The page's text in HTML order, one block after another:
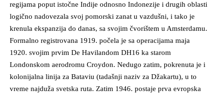
regijama poput istočne Indije odnosno Indonezije i drugih oblasti
logično nadovezala svoj pomorski zanat u vazdušni, i tako je
krenula ekspanzija do danas, sa svojim čvorištem u Amsterdamu.
Formalno registrovana 1919. počela je sa operacijama maja
1920. svojim prvim De Havilandom DH16 ka starom
Londonskom aerodromu Croydon. Nedugo zatim, pokrenuta je i
kolonijalna linija za Bataviu (tadašnji naziv za Džakartu), u to
vreme najduža svetska ruta. Zatim 1946. postaje prva evropska